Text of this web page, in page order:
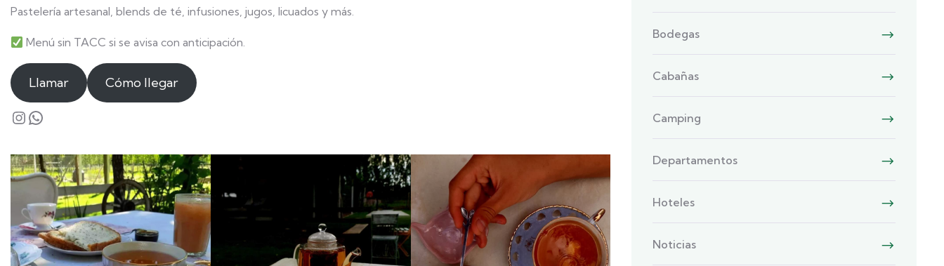
Pastelería artesanal, blends de té, infusiones, jugos, licuados y más.
Menú sin TACC si se avisa con anticipación.
Llamar Cómo llegar
Bodegas
Cabañas
Camping
Departamentos
Hoteles
Noticias